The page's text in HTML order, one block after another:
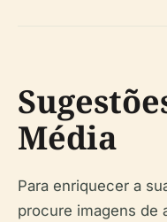
Média
Para enriquecer a
procure imagens de